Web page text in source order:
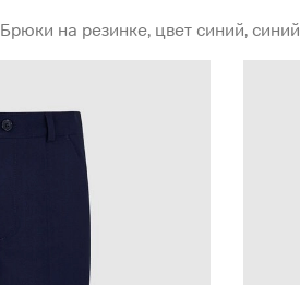
Брюки на резинке, цвет синий, синий